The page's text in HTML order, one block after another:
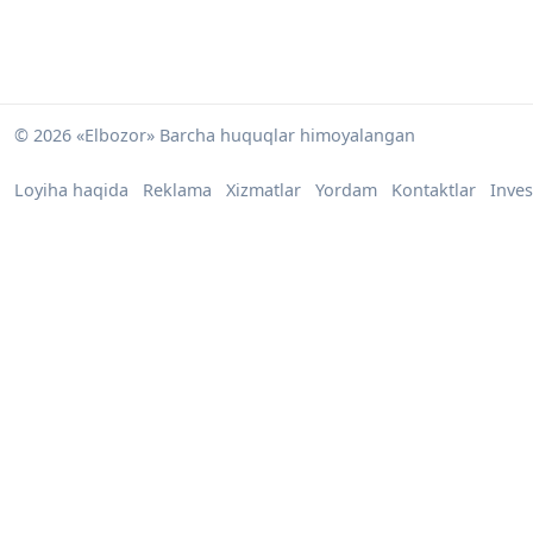
© 2026 «Elbozor» Barcha huquqlar himoyalangan
Loyiha haqida Reklama Xizmatlar Yordam Kontaktlar